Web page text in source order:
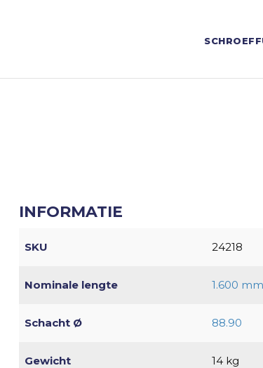
INFORMATIE
SKU 24218
Nominale lengte 1.600 mm
Schacht Ø 88.90
Gewicht 14 kg